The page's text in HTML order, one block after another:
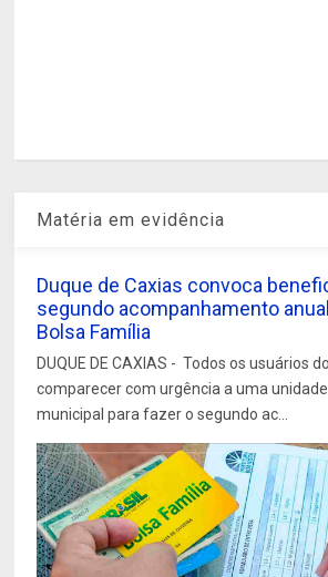
Matéria em evidência
Duque de Caxias convoca
segundo acompanhamento
Bolsa Família
DUQUE DE CAXIAS - Todos os usuários
comparecer com urgência a uma
municipal para fazer o segundo ac...